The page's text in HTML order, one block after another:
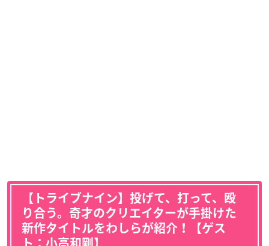
【トライブナイン】投げて、打って、殴
り合う。奇才のクリエイターが手掛けた
新作タイトルをわしらが紹介！【ゲス
ト：小高和剛】